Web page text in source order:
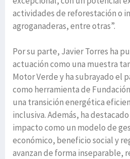
actividades de reforestación o
agroganaderas, entre otras”.
Por su parte, Javier Torres ha
actuación como una muestra
Motor Verde y ha subrayado el
como herramienta de
una transición energética
inclusiva. Además, ha
impacto como un modelo de
económico, beneficio social y
avanzan de forma inseparable,